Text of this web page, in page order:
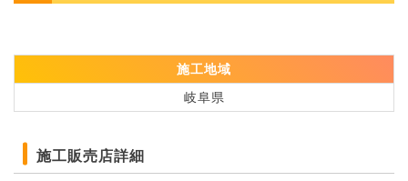
施工地域
岐阜県
施工販売店詳細